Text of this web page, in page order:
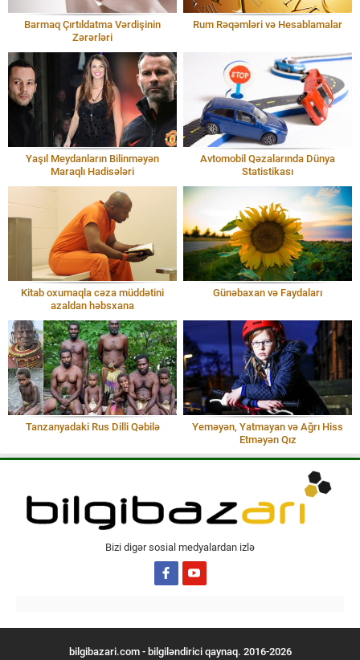
Barmaq Çırtıldatma Vərdişinin
Zərərləri
Rum Rəqəmləri və Hesablamalar
Yaşıl Meydanların Bilinməyən
Maraqlı Hadisələri
Avtomobil Qəzalarında Dünya
Statistikası
Kitab oxumaqla cəza müddətini
azaldan həbsxana
Günəbaxan və Faydaları
Tanzanyadaki Rus Dilli Qəbilə
Yeməyən, Yatmayan və Ağrı Hiss
Etməyən Qız
Bizi digər sosial medyalardan izlə
bilgibazari.com - bilgiləndirici qaynaq. 2016-2026